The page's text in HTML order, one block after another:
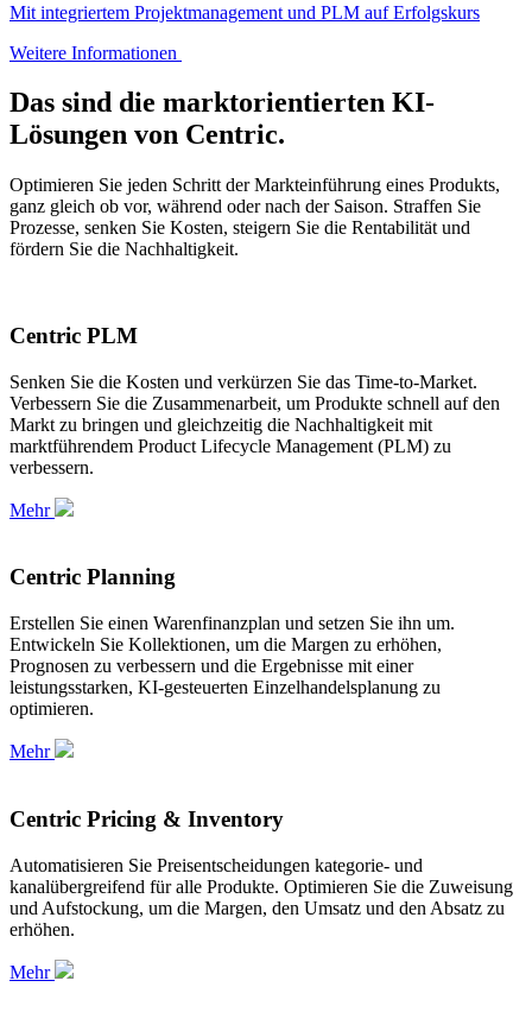
Mit integriertem Projektmanagement und PLM auf Erfolgskurs
Weitere Informationen
Das sind die marktorientierten KI-
Lösungen von Centric.
Optimieren Sie jeden Schritt der Markteinführung eines Produkts,
ganz gleich ob vor, während oder nach der Saison. Straffen Sie
Prozesse, senken Sie Kosten, steigern Sie die Rentabilität und
fördern Sie die Nachhaltigkeit.
Centric PLM
Senken Sie die Kosten und verkürzen Sie das Time-to-Market.
Verbessern Sie die Zusammenarbeit, um Produkte schnell auf den
Markt zu bringen und gleichzeitig die Nachhaltigkeit mit
marktführendem Product Lifecycle Management (PLM) zu
verbessern.
Mehr
Centric Planning
Erstellen Sie einen Warenfinanzplan und setzen Sie ihn um.
Entwickeln Sie Kollektionen, um die Margen zu erhöhen,
Prognosen zu verbessern und die Ergebnisse mit einer
leistungsstarken, KI-gesteuerten Einzelhandelsplanung zu
optimieren.
Mehr
Centric Pricing & Inventory
Automatisieren Sie Preisentscheidungen kategorie- und
kanalübergreifend für alle Produkte. Optimieren Sie die Zuweisung
und Aufstockung, um die Margen, den Umsatz und den Absatz zu
erhöhen.
Mehr